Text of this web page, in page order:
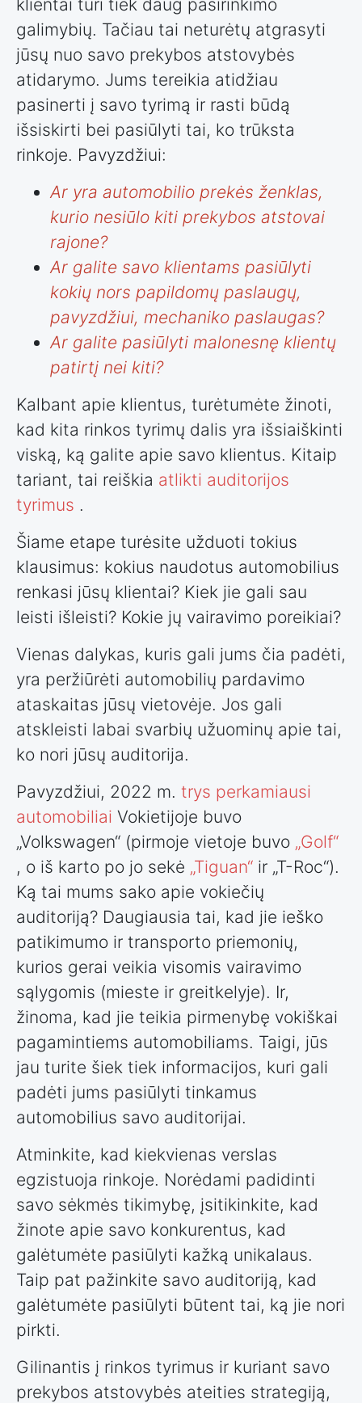
klientai turi tiek daug pasirinkimo
galimybių. Tačiau tai neturėtų atgrasyti
jūsų nuo savo prekybos atstovybės
atidarymo. Jums tereikia atidžiau
pasinerti į savo tyrimą ir rasti būdą
išsiskirti bei pasiūlyti tai, ko trūksta
rinkoje. Pavyzdžiui:
Ar yra automobilio prekės ženklas,
kurio nesiūlo kiti prekybos atstovai
rajone?
Ar galite savo klientams pasiūlyti
kokių nors papildomų paslaugų,
pavyzdžiui, mechaniko paslaugas?
Ar galite pasiūlyti malonesnę klientų
patirtį nei kiti?
Kalbant apie klientus, turėtumėte žinoti,
kad kita rinkos tyrimų dalis yra išsiaiškinti
viską, ką galite apie savo klientus. Kitaip
tariant, tai reiškia atlikti auditorijos
tyrimus .
Šiame etape turėsite užduoti tokius
klausimus: kokius naudotus automobilius
renkasi jūsų klientai? Kiek jie gali sau
leisti išleisti? Kokie jų vairavimo poreikiai?
Vienas dalykas, kuris gali jums čia padėti,
yra peržiūrėti automobilių pardavimo
ataskaitas jūsų vietovėje. Jos gali
atskleisti labai svarbių užuominų apie tai,
ko nori jūsų auditorija.
Pavyzdžiui, 2022 m. trys perkamiausi
automobiliai Vokietijoje buvo
„Volkswagen“ (pirmoje vietoje buvo „Golf“
, o iš karto po jo sekė „Tiguan“ ir „T-Roc“).
Ką tai mums sako apie vokiečių
auditoriją? Daugiausia tai, kad jie ieško
patikimumo ir transporto priemonių,
kurios gerai veikia visomis vairavimo
sąlygomis (mieste ir greitkelyje). Ir,
žinoma, kad jie teikia pirmenybę vokiškai
pagamintiems automobiliams. Taigi, jūs
jau turite šiek tiek informacijos, kuri gali
padėti jums pasiūlyti tinkamus
automobilius savo auditorijai.
Atminkite, kad kiekvienas verslas
egzistuoja rinkoje. Norėdami padidinti
savo sėkmės tikimybę, įsitikinkite, kad
žinote apie savo konkurentus, kad
galėtumėte pasiūlyti kažką unikalaus.
Taip pat pažinkite savo auditoriją, kad
galėtumėte pasiūlyti būtent tai, ką jie nori
pirkti.
Gilinantis į rinkos tyrimus ir kuriant savo
prekybos atstovybės ateities strategiją,